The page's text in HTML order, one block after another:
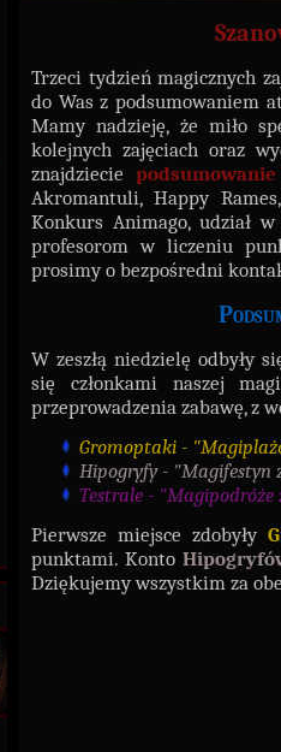
Trzeci tydzień magicznych
do Was z podsumowaniem
Mamy nadzieję, że miło
kolejnych zajęciach oraz
znajdziecie
Akromantuli, Happy
Konkurs Animago, udział
profesorom w liczeniu
prosimy o bezpośredni
W zeszłą niedzielę odbyły
się członkami naszej
przeprowadzenia zabawę, z
Gromoptaki -
Hipogryfy - "Magifestyn
Testrale -
Pierwsze miejsce zdobyły
punktami. Konto
Dziękujemy wszystkim za